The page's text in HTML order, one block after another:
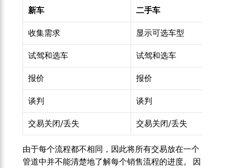
新车 二手车
收集需求 显示可选车型
试驾和选车 试驾和选车
报价 报价
谈判 谈判
交易关闭/丢失 交易关闭/丢失
由于每个流程都不相同，因此将所有交易放在一个
管道中并不能清楚地了解每个销售流程的进度。 因